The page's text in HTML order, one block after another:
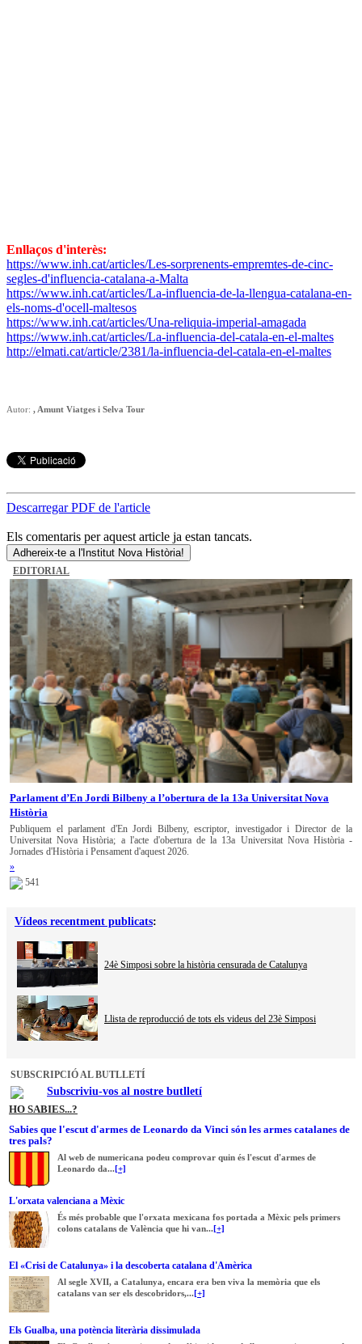
Enllaços d'interès:
https://www.inh.cat/articles/Les-sorprenents-empremtes-de-cinc-
segles-d'influencia-catalana-a-Malta
https://www.inh.cat/articles/La-influencia-de-la-llengua-catalana-en-
els-noms-d'ocell-maltesos
https://www.inh.cat/articles/Una-reliquia-imperial-amagada
https://www.inh.cat/articles/La-influencia-del-catala-en-el-maltes
http://elmati.cat/article/2381/la-influencia-del-catala-en-el-maltes
Autor: , Amunt Viatges i Selva Tour
Descarregar PDF de l'article
Els comentaris per aquest article ja estan tancats.
Adhereix-te a l'Institut Nova Història!
EDITORIAL
Parlament d’En Jordi Bilbeny a l’obertura de la 13a Universitat Nova
Història
Publiquem el parlament d'En Jordi Bilbeny, escriptor, investigador i Director de la
Universitat Nova Història; a l'acte d'obertura de la 13a Universitat Nova Història -
Jornades d'Història i Pensament d'aquest 2026.
»
541
Vídeos recentment publicats:
24è Simposi sobre la història censurada de Catalunya
Llista de reproducció de tots els videus del 23è Simposi
SUBSCRIPCIÓ AL BUTLLETÍ
Subscriviu-vos al nostre butlletí
HO SABIES...?
Sabies que l'escut d'armes de Leonardo da Vinci són les armes catalanes de
tres pals?
Al web de numericana podeu comprovar quin és l'escut d'armes de
Leonardo da... [+]
L'orxata valenciana a Mèxic
És més probable que l'orxata mexicana fos portada a Mèxic pels primers
colons catalans de València que hi van... [+]
El «Crisi de Catalunya» i la descoberta catalana d'Amèrica
Al segle XVII, a Catalunya, encara era ben viva la memòria que els
catalans van ser els descobridors,... [+]
Els Gualba, una potència literària dissimulada